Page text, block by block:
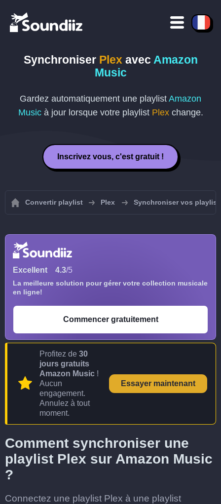
Synchroniser Plex avec Amazon
Music
Gardez automatiquement une playlist Amazon
Musicà jour lorsque votre playlist Plexchange.
Inscrivez vous, c'est gratuit !
Convertir playlist Plex Synchroniser vos
Excellent 4.3/5
La meilleure solution pour gérer votre collection musicale
en ligne!
Commencer gratuitement
Profitez de 30
jours gratuits
Amazon Music !
Aucun
engagement.
Annulez à tout
moment.
Essayer maintenant
Comment synchroniser une
playlist Plex sur Amazon Music
?
Connectez une playlist Plex à une playlist